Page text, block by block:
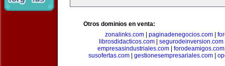
Otros dominios en venta:
zonalinks.com| paginadenegocios.com|
librosdidacticos.com| segurodeinversion.com
empresasindustriales.com| forodeamigos.com
susofertas.com| gestionesempresariales.com|